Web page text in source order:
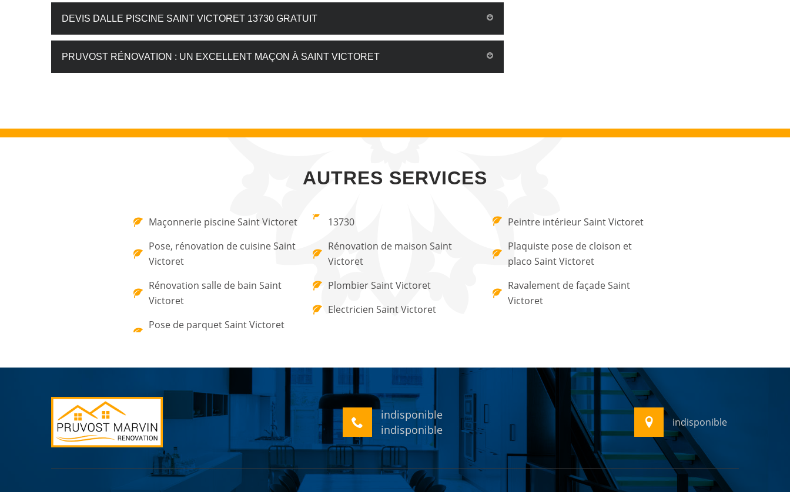
DEVIS DALLE PISCINE SAINT VICTORET 13730 GRATUIT
PRUVOST RÉNOVATION : UN EXCELLENT MAÇON À SAINT VICTORET
AUTRES SERVICES
Maçonnerie piscine Saint Victoret
Pose, rénovation de cuisine Saint
Victoret
Rénovation salle de bain Saint
Victoret
Pose de parquet Saint Victoret
13730
Rénovation de maison Saint
Victoret
Plombier Saint Victoret
Electricien Saint Victoret
Peintre intérieur Saint Victoret
Plaquiste pose de cloison et
placo Saint Victoret
Ravalement de façade Saint
Victoret
indisponible
indisponible
indisponible